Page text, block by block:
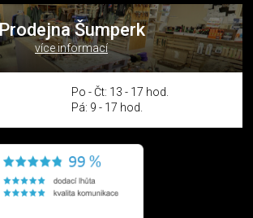
Šumperk
více informací
Po - Čt: 13 - 17 hod.
Pá: 9 - 17 hod.